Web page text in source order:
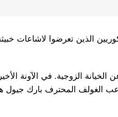
الذين تعرضوا لاشاعات
الزوجية. في الآونة
الغولف المحترف بارك جيول